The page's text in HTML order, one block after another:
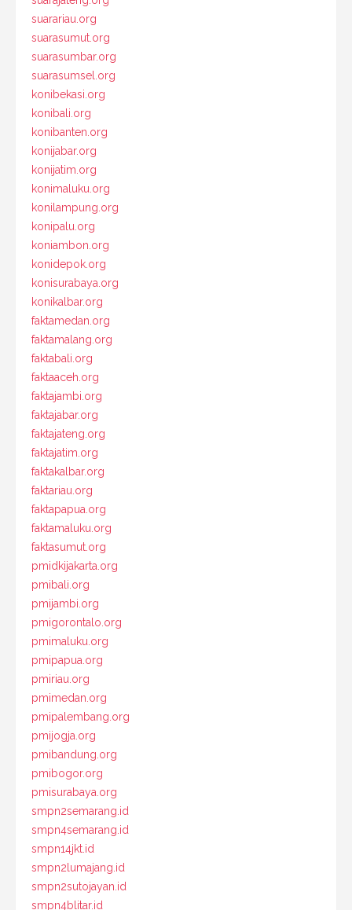
suarariau.org
suarasumut.org
suarasumbar.org
suarasumsel.org
konibekasi.org
konibali.org
konibanten.org
konijabar.org
konijatim.org
konimaluku.org
konilampung.org
konipalu.org
koniambon.org
konidepok.org
konisurabaya.org
konikalbar.org
faktamedan.org
faktamalang.org
faktabali.org
faktaaceh.org
faktajambi.org
faktajabar.org
faktajateng.org
faktajatim.org
faktakalbar.org
faktariau.org
faktapapua.org
faktamaluku.org
faktasumut.org
pmidkijakarta.org
pmibali.org
pmijambi.org
pmigorontalo.org
pmimaluku.org
pmipapua.org
pmiriau.org
pmimedan.org
pmipalembang.org
pmijogja.org
pmibandung.org
pmibogor.org
pmisurabaya.org
smpn2semarang.id
smpn4semarang.id
smpn14jkt.id
smpn2lumajang.id
smpn2sutojayan.id
smpn4blitar.id